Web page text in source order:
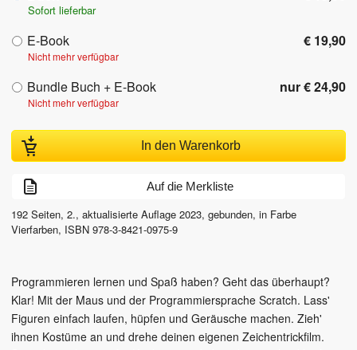
Sofort lieferbar
E-Book € 19,90
Nicht mehr verfügbar
Bundle Buch + E-Book nur € 24,90
Nicht mehr verfügbar
In den Warenkorb
Auf die Merkliste
192 Seiten, 2., aktualisierte Auflage 2023, gebunden, in Farbe
Vierfarben, ISBN 978-3-8421-0975-9
Programmieren lernen und Spaß haben? Geht das überhaupt?
Klar! Mit der Maus und der Programmiersprache Scratch. Lass'
Figuren einfach laufen, hüpfen und Geräusche machen. Zieh'
ihnen Kostüme an und drehe deinen eigenen Zeichentrickfilm.